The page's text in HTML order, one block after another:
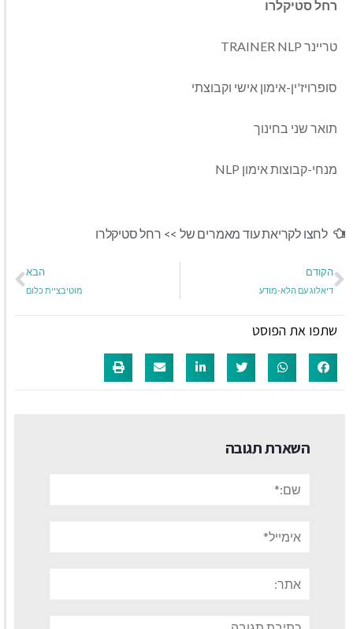
רחל סטיקלרו
טריינר TRAINER NLP
סופרויז'ין-אימון אישי וקבוצתי
תואר שני בחינוך
מנחי-קבוצות אימון NLP
לחצו לקריאת עוד מאמרים של >> רחל סטיקלרו
הקודם
דיאלוג עם הלא-מודע
הבא
מוטיבציית כלום
שתפו את הפוסט
השארת תגובה
תגובה